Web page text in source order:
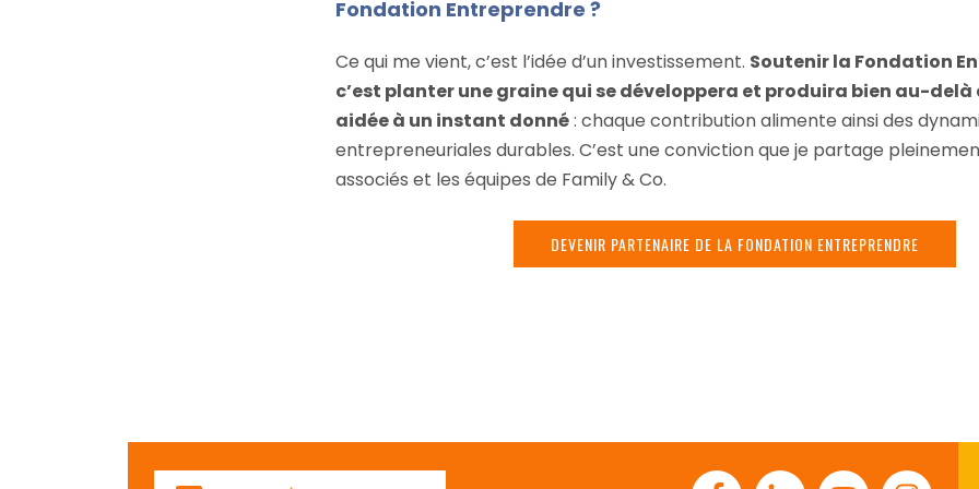
Fondation Entreprendre ?
Ce qui me vient, c’est l’idée d’un investissement. Soutenir la Fondation
c’est planter une graine qui se développera et produira bien au-delà
aidée à un instant donné: chaque contribution alimente ainsi des
entrepreneuriales durables. C’est une conviction que je partage
associés et les équipes de Family & Co.
DEVENIR PARTENAIRE DE LA FONDATION ENTREPRENDRE